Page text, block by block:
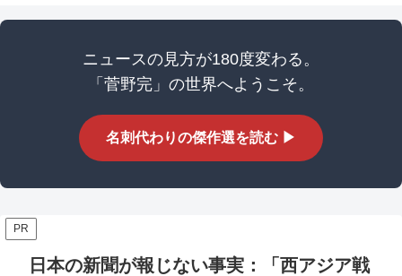
ニュースの見方が180度変わる。
「菅野完」の世界へようこそ。
名刺代わりの傑作選を読む ▶
PR
日本の新聞が報じない事実：「西アジア戦